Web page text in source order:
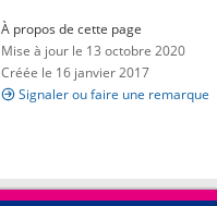
À propos de cette page
Mise à jour le 13 octobre 2020
Créée le 16 janvier 2017
Signaler ou faire une remarque